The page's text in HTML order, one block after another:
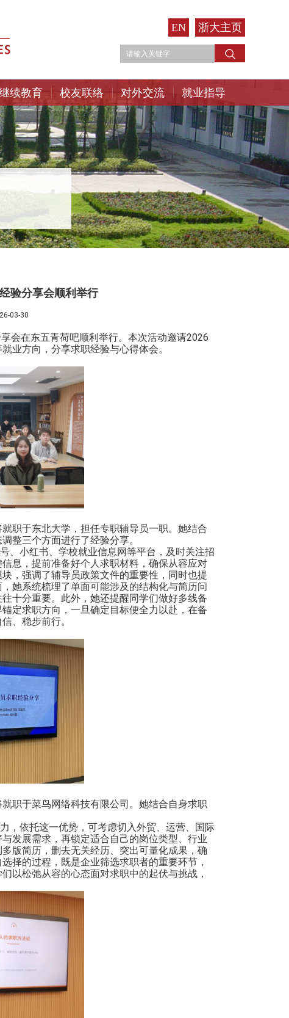
EN 浙大主页
续教育 校友联络 对外交流 就业指导
验分享会顺利举行
03-30
会在东五青荷吧顺利举行。本次活动邀请2026
业方向，分享求职经验与心得体会。
职于东北大学，担任专职辅导员一职。她结合
整三个方面进行了经验分享。
、小红书、学校就业信息网等平台， 及时关注招
息，提前准备好个人求职材料，确保从容应对
，强调了辅导员政策文件的重要性，同时也提
她系统梳理了单面可能涉及的结构化与简历问
十分重要。此外，她还提醒同学们做好多线备
定求职方向，一旦确定目标便全力以赴，在备
信、稳步前行。
职于菜鸟网络科技有限公司。她结合自身求职
，依托这一优势，可考虑切入外贸、运营、国际
发展需求，再锁定适合自己的岗位类型、行业
版简历，删去无关经历、突出可量化成果，确
择的过程，既是企业筛选求职者的重要环节，
以松弛从容的心态面对求职中的起伏与挑战，